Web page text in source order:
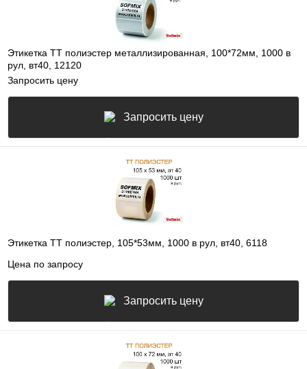
Этикетка ТТ полиэстер металлизированная, 100*72мм, 1000 в
рул, вт40, 12120
Запросить цену
Запросить цену
Этикетка ТТ полиэстер, 105*53мм, 1000 в рул, вт40, 6118
Цена по запросу
Запросить цену